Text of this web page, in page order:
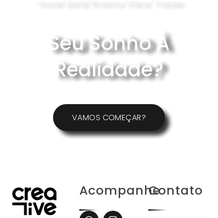
Seu Sonho À
Realidade?
VAMOS COMEÇAR?
AcompanheContato